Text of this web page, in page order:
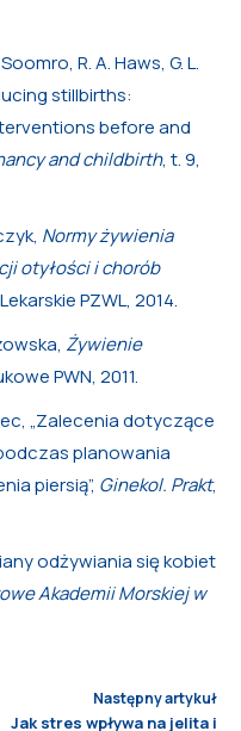
R. A. Haws, G. L.
stillbirths:
before and
and childbirth, t. 9,
Normy żywienia
otyłości i chorób
PZWL, 2014.
Żywienie
PWN, 2011.
„Zalecenia dotyczące
planowania
piersią”, Ginekol. Prakt,
odżywiania się kobiet
Akademii Morskiej w
Następny artykuł
Jak stres wpływa na jelita i